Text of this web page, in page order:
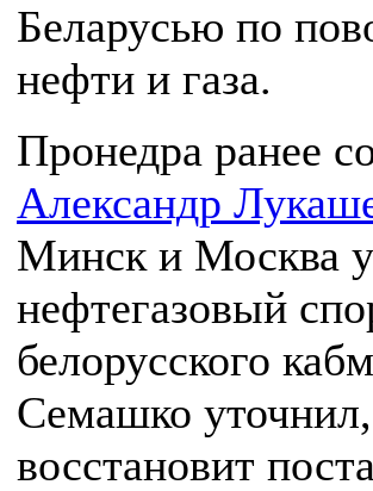
Беларусью по
нефти и газа.
Пронедра ранее
Александр
Минск и Москва
нефтегазовый
белорусского
Семашко
восстановит